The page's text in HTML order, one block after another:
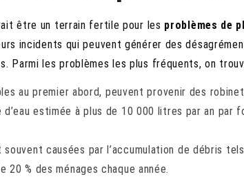
être un terrain fertile pour les problèmes de
incidents qui peuvent générer des
Parmi les problèmes les plus fréquents, on
au premier abord, peuvent provenir des
estimée à plus de 10 000 litres par an par
causées par l’accumulation de débris
% des ménages chaque année.